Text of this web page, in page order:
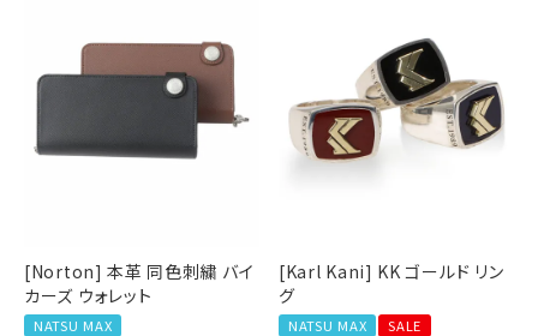
[Norton] 本革 同色刺繍 バイ
カーズ ウォレット
NATSU MAX
[Karl Kani] KK ゴールド リン
グ
NATSU MAX
SALE